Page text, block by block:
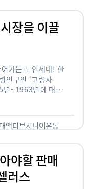
장을 이끌
가는 노인세대! 한
인구인 ‘고령사
년~1963년에 태어
어가는 …
액티브시니어유통
야할 판매
러스